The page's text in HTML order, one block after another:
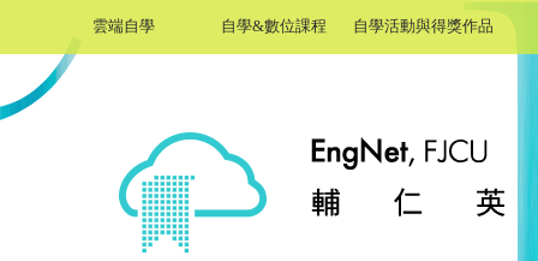
雲端自學 自學&數位課程 自學活動與得獎作品